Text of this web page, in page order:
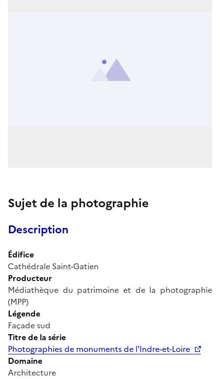
Sujet de la photographie
Description
Édifice
Cathédrale Saint-Gatien
Producteur
Médiathèque du patrimoine et de la photographie
(MPP)
Légende
Façade sud
Titre de la série
Photographies de monuments de l'Indre-et-Loire
Domaine
Architecture